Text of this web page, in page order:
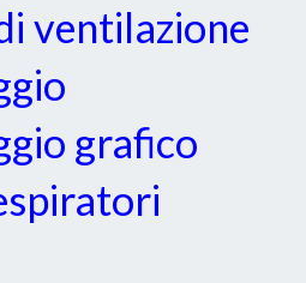
ventilazione
grafico